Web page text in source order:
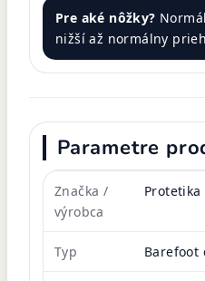
Pre aké nôžky?
nižší až normálny
Parametre
Značka /
výrobca
Protetika
Typ Barefoot